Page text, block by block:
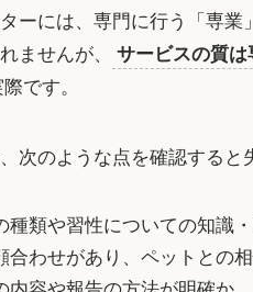
ーには、専門に行う「専
ませんが、
サービスの質
です。
次のような点を確認すると
種類や習性についての知識
合わせがあり、ペットとの